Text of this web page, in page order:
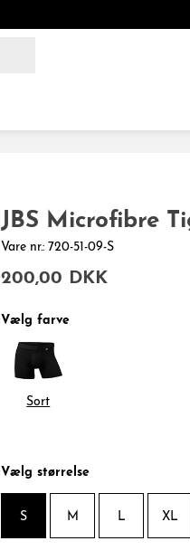
JBS Microfibre
Vare nr.: 720-51-09-S
200,00 DKK
Vælg farve
Sort
Vælg størrelse
S M L XL